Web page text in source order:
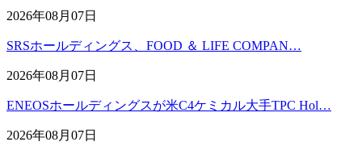
2026年08月07日
SRSホールディングス、FOOD ＆ LIFE COMPAN…
2026年08月07日
ENEOSホールディングスが米C4ケミカル大手TPC Hol…
2026年08月07日